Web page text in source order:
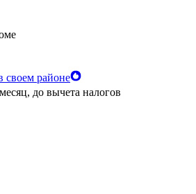
своем районе
до вычета налогов